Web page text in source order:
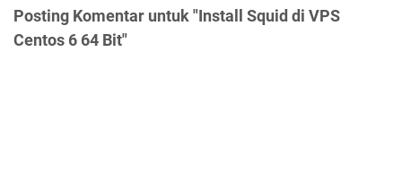
Posting Komentar untuk "Install Squid di VPS
Centos 6 64 Bit"